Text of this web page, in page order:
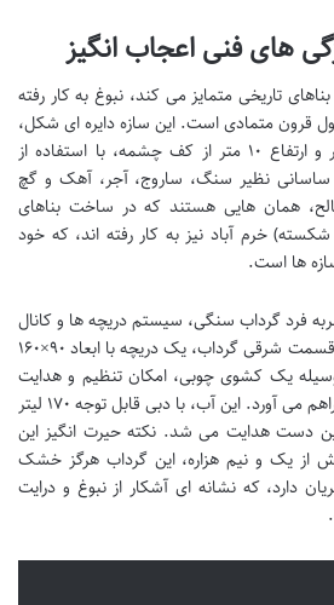
های فنی اعجاب انگیز
تاریخی متمایز می کند، نبوغ به کار رفته
قرون متمادی است. این سازه دایره ای شکل،
با قطر ۱۸ متر، عرض ۳ متر و ارتفاع ۱۰ متر از کف چشمه، با استفاده از
ساسانی نظیر سنگ، ساروج، آجر، آهک و گچ
همان هایی هستند که در ساخت بناهای
خرم آباد نیز به کار رفته اند، که خود
ها است.
فرد گرداب سنگی، سیستم دریچه ها و کانال
های هدایت آب آن است. در قسمت شرقی گرداب، یک دریچه با ابعاد ۹۰×۱۶۰
یک کشوی چوبی، امکان تنظیم و هدایت
آب به کانال های خروجی را فراهم می آورد. این آب، با دبی قابل توجه ۱۷۰ لیتر
دست هدایت می شد. نکته حیرت انگیز این
یک و نیم هزاره، این گرداب هرگز خشک
دارد، که نشانه ای آشکار از نبوغ و درایت